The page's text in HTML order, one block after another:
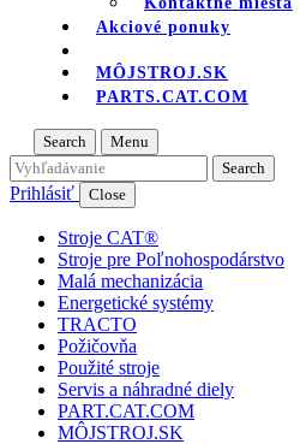
Akciové ponuky
MÔJSTROJ.SK
PARTS.CAT.COM
Search Menu
Prihlásiť Close
Stroje CAT®
Stroje pre Poľnohospodárstvo
Malá mechanizácia
Energetické systémy
TRACTO
Požičovňa
Použité stroje
Servis a náhradné diely
PART.CAT.COM
MÔJSTROJ.SK